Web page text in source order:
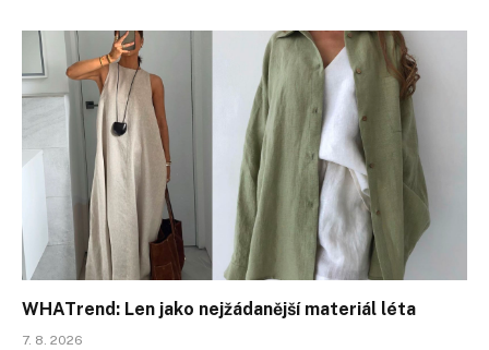
WHATrend: Len jako nejžádanější materiál léta
7. 8. 2026